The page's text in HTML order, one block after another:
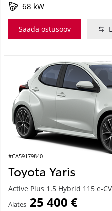
68 kW
Saada ostusoov
#CA59179840
Toyota Yaris
Active Plus 1.5 Hybrid 115 e-
Alates 25 400 €